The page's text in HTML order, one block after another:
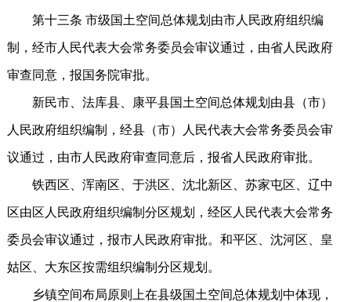
第十三条 市级国土空间总体规划由市人民政府组织编
制，经市人民代表大会常务委员会审议通过，由省人民政府
审查同意，报国务院审批。
新民市、法库县、康平县国土空间总体规划由县（市）
人民政府组织编制，经县（市）人民代表大会常务委员会审
议通过，由市人民政府审查同意后，报省人民政府审批。
铁西区、浑南区、于洪区、沈北新区、苏家屯区、辽中
区由区人民政府组织编制分区规划，经区人民代表大会常务
委员会审议通过，报市人民政府审批。和平区、沈河区、皇
姑区、大东区按需组织编制分区规划。
乡镇空间布局原则上在县级国土空间总体规划中体现，